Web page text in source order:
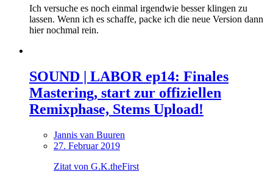
Ich versuche es noch einmal irgendwie besser klingen zu
lassen. Wenn ich es schaffe, packe ich die neue Version dann
hier nochmal rein.
SOUND | LABOR ep14: Finales
Mastering, start zur offiziellen
Remixphase, Stems Upload!
Jannis van Buuren
27. Februar 2019
Zitat von G.K.theFirst